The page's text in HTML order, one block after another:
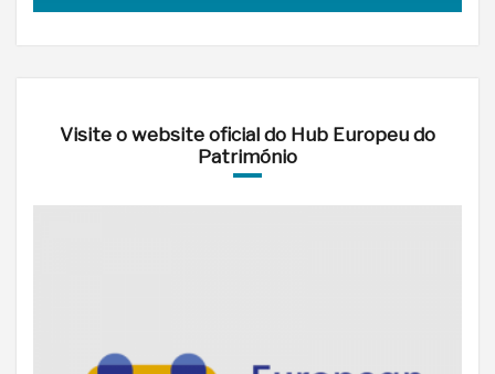
Visite o website oficial do Hub Europeu do
Património